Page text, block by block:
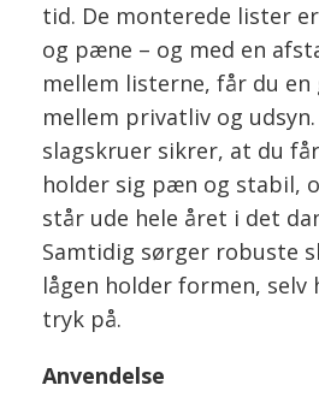
tid. De monterede lister
og pæne – og med en
mellem listerne, får du en
mellem privatliv og
slagskruer sikrer, at du
holder sig pæn og stabil,
står ude hele året i det
Samtidig sørger robuste
lågen holder formen, selv
tryk på.
Anvendelse